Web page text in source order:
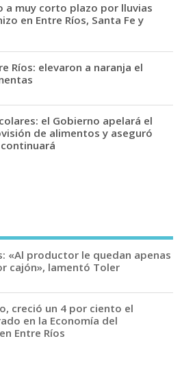
a muy corto plazo por lluvias
en Entre Ríos, Santa Fe y
Ríos: elevaron a naranja el
el Gobierno apelará el
de alimentos y aseguró
«Al productor le quedan apenas
cajón», lamentó Toler
creció un 4 por ciento el
en la Economía del
Entre Ríos